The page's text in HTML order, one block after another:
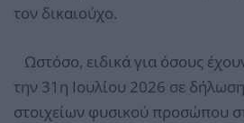
τον δικαιούχο.
Ωστόσο, ειδικά για όσους
την 31η Ιουλίου 2026 σε
στοιχείων φυσικού προσώπου